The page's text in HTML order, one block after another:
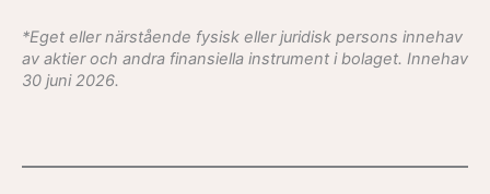
*Eget eller närstående fysisk eller juridisk persons innehav
av aktier och andra finansiella instrument i bolaget. Innehav
30 juni 2026.